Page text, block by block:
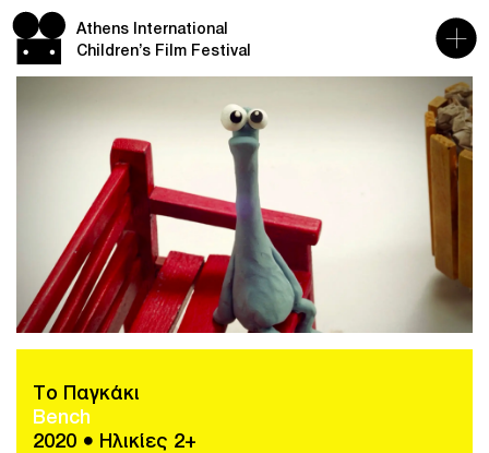
Athens International
Children’s Film Festival
Το Παγκάκι
Bench
2020 ● Ηλικίες 2+